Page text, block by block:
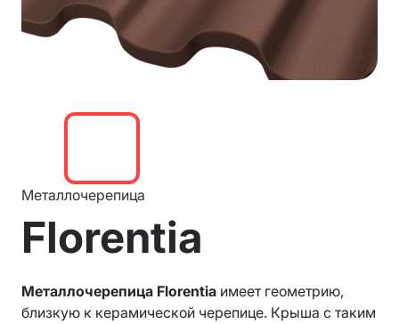
Металлочерепица
Florentia
Металлочерепица Florentia имеет геометрию,
близкую к керамической черепице. Крыша с таким